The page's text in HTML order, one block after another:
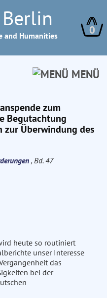
and Humanities 0
MENÜ
zum
Begutachtung
zur Überwindung des
, Bd. 47
heute so routiniert
unser Interesse
das
bei der